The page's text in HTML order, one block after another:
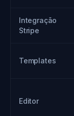
Integração
Stripe
Templates
Editor